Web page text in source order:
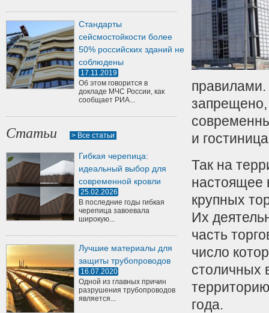
Стандарты
сейсмостойкости более
50% российских зданий не
соблюдены
17.11.2019
Об этом говорится в
докладе МЧС России, как
сообщает РИА...
Статьи > Все статьи
Гибкая черепица:
идеальный выбор для
современной кровли
25.02.2026
В последние годы гибкая
черепица завоевала
широкую...
Лучшие материалы для
защиты трубопроводов
16.07.2020
Одной из главных причин
разрушения трубопроводов
является...
правилами.
запрещено,
и
Так на
настоящее
крупных
Их
часть
число
столичных
года.